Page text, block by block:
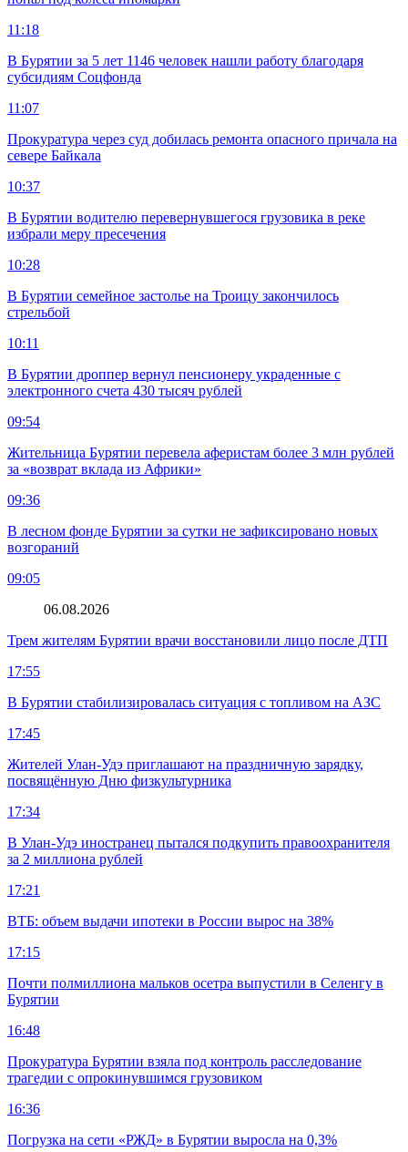
11:18
В Бурятии за 5 лет 1146 человек нашли работу благодаря
субсидиям Соцфонда
11:07
Прокуратура через суд добилась ремонта опасного причала на
севере Байкала
10:37
В Бурятии водителю перевернувшегося грузовика в реке
избрали меру пресечения
10:28
В Бурятии семейное застолье на Троицу закончилось
стрельбой
10:11
В Бурятии дроппер вернул пенсионеру украденные с
электронного счета 430 тысяч рублей
09:54
Жительница Бурятии перевела аферистам более 3 млн рублей
за «возврат вклада из Африки»
09:36
В лесном фонде Бурятии за сутки не зафиксировано новых
возгораний
09:05
06.08.2026
Трем жителям Бурятии врачи восстановили лицо после ДТП
17:55
В Бурятии стабилизировалась ситуация с топливом на АЗС
17:45
Жителей Улан-Удэ приглашают на праздничную зарядку,
посвящённую Дню физкультурника
17:34
В Улан-Удэ иностранец пытался подкупить правоохранителя
за 2 миллиона рублей
17:21
ВТБ: объем выдачи ипотеки в России вырос на 38%
17:15
Почти полмиллиона мальков осетра выпустили в Селенгу в
Бурятии
16:48
Прокуратура Бурятии взяла под контроль расследование
трагедии с опрокинувшимся грузовиком
16:36
Погрузка на сети «РЖД» в Бурятии выросла на 0,3%